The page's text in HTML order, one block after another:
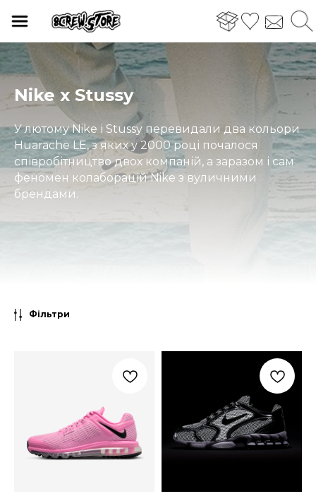
Nike х Stussy
У лютому Nike і Stussy перевидали два кольори
Huarache LE, з яких у 2000 році почалося
співробітництво двох компаній, а заразом і сам
феномен колаборацій Nike з вуличними
брендами.
Фільтри